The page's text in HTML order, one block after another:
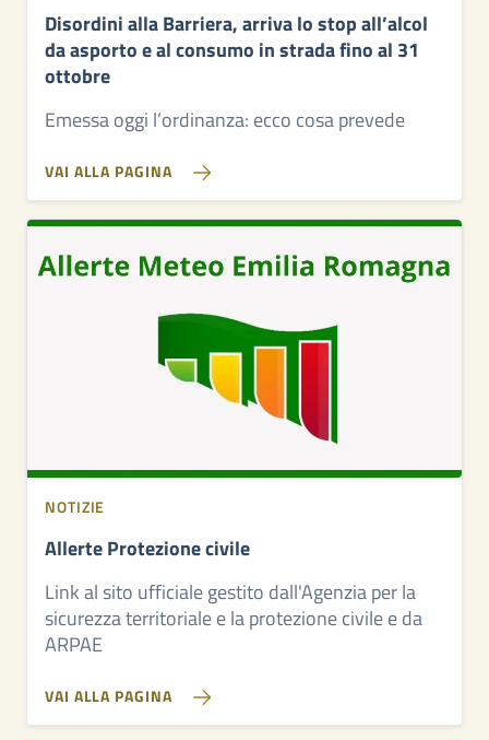
Disordini alla Barriera, arriva lo stop all’alcol
da asporto e al consumo in strada fino al 31
ottobre
Emessa oggi l’ordinanza: ecco cosa prevede
VAI ALLA PAGINA
NOTIZIE
Allerte Protezione civile
Link al sito ufficiale gestito dall'Agenzia per la
sicurezza territoriale e la protezione civile e da
ARPAE
VAI ALLA PAGINA